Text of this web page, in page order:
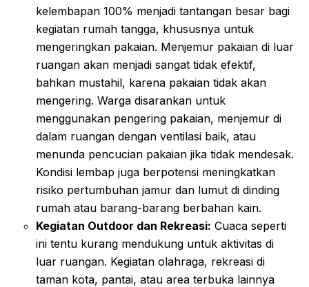
kelembapan 100% menjadi tantangan besar bagi
kegiatan rumah tangga, khususnya untuk
mengeringkan pakaian. Menjemur pakaian di luar
ruangan akan menjadi sangat tidak efektif,
bahkan mustahil, karena pakaian tidak akan
mengering. Warga disarankan untuk
menggunakan pengering pakaian, menjemur di
dalam ruangan dengan ventilasi baik, atau
menunda pencucian pakaian jika tidak mendesak.
Kondisi lembap juga berpotensi meningkatkan
risiko pertumbuhan jamur dan lumut di dinding
rumah atau barang-barang berbahan kain.
Kegiatan Outdoor dan Rekreasi: Cuaca seperti
ini tentu kurang mendukung untuk aktivitas di
luar ruangan. Kegiatan olahraga, rekreasi di
taman kota, pantai, atau area terbuka lainnya